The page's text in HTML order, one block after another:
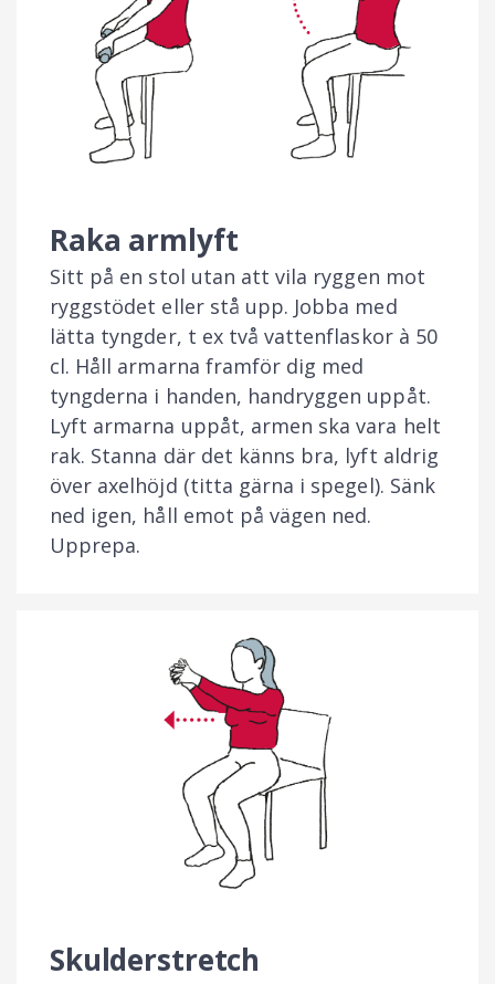
Raka armlyft
Sitt på en stol utan att vila ryggen mot
ryggstödet eller stå upp. Jobba med
lätta tyngder, t ex två vattenflaskor à 50
cl. Håll armarna framför dig med
tyngderna i handen, handryggen uppåt.
Lyft armarna uppåt, armen ska vara helt
rak. Stanna där det känns bra, lyft aldrig
över axelhöjd (titta gärna i spegel). Sänk
ned igen, håll emot på vägen ned.
Upprepa.
Skulderstretch